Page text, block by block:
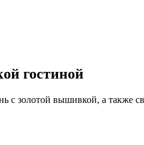
гостиной
с золотой вышивкой, а также